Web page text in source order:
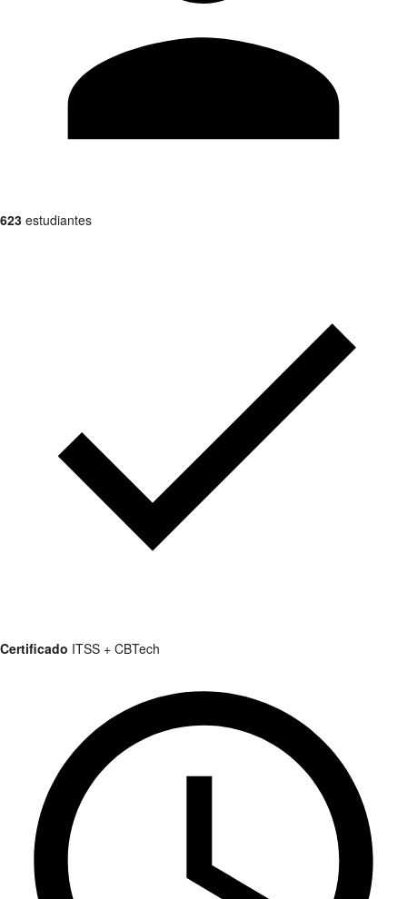
623 estudiantes
Certificado ITSS + CBTech